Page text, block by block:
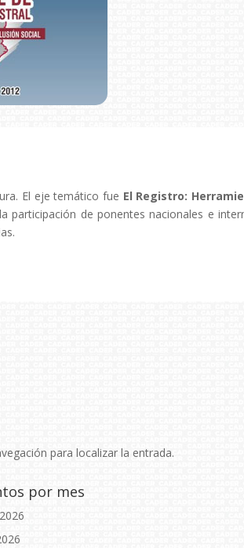
El eje temático fue El Registro:
de ponentes nacionales e
para localizar la entrada.
por mes